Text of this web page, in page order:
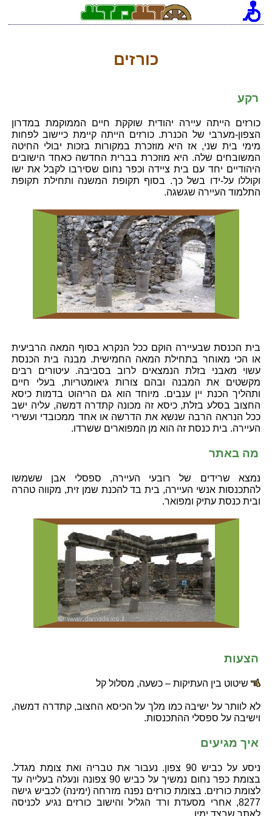
כורזים
רקע
כורזים הייתה עיירה יהודית שוקקת חיים הממוקמת במדרון
הצפון-מערבי של הכנרת. כורזים הייתה קיימת כיישוב לפחות
מימי בית שני, אז היא מוזכרת במקורות בזכות יבולי החיטה
המשובחים שלה. היא מוזכרת בברית החדשה כאחד הישובים
היהודיים יחד עם בית ציידה וכפר נחום שסירבו לקבל את ישו
וקוללו על-ידו בשל כך. בסוף תקופת המשנה ותחילת תקופת
התלמוד העיירה שגשגה.
בית הכנסת שבעיירה הוקם ככל הנקרא בסוף המאה הרביעית
או הכי מאוחר בתחילת המאה החמישית. מבנה בית הכנסת
עשוי מאבני בזלת הנמצאים לרוב בסביבה. עיטורים רבים
מקשטים את המבנה ובהם צורות גיאומטריות, בעלי חיים
ותהליך הכנת יין ענבים. מיוחד הוא גם הריהוט בדמות כיסא
החצוב בסלע בזלת, כיסא זה מכונה קתדרה דמשה, עליה ישב
ככל הנראה הרבה שנשא את הדרשה או אחד ממכובדי ועשירי
העיירה. בית כנסת זה הוא מן המפוארים ששרדו.
מה באתר
נמצא שרידים של רובעי העיירה, ספסלי אבן ששמשו
להתכנסות אנשי העיירה, בית בד להכנת שמן זית, מקווה טהרה
ובית כנסת עתיק ומפואר.
הצעות
שיטוט בין העתיקות – כשעה, מסלול קל
לא לוותר על ישיבה כמו מלך על הכיסא החצוב, קתדרה דמשה,
וישיבה על ספסלי ההתכנסות.
איך מגיעים
ניסע על כביש 90 צפון. נעבור את טבריה ואת צומת מגדל.
בצומת כפר נחום נמשיך על כביש 90 צפונה ונעלה בעלייה עד
לצומת כורזים. בצומת כורזים נפנה מזרחה (ימינה) לכביש גישה
8277, אחרי מסעדת ורד הגליל והישוב כורזים נגיע לכניסה
לאתר שבצד ימין.